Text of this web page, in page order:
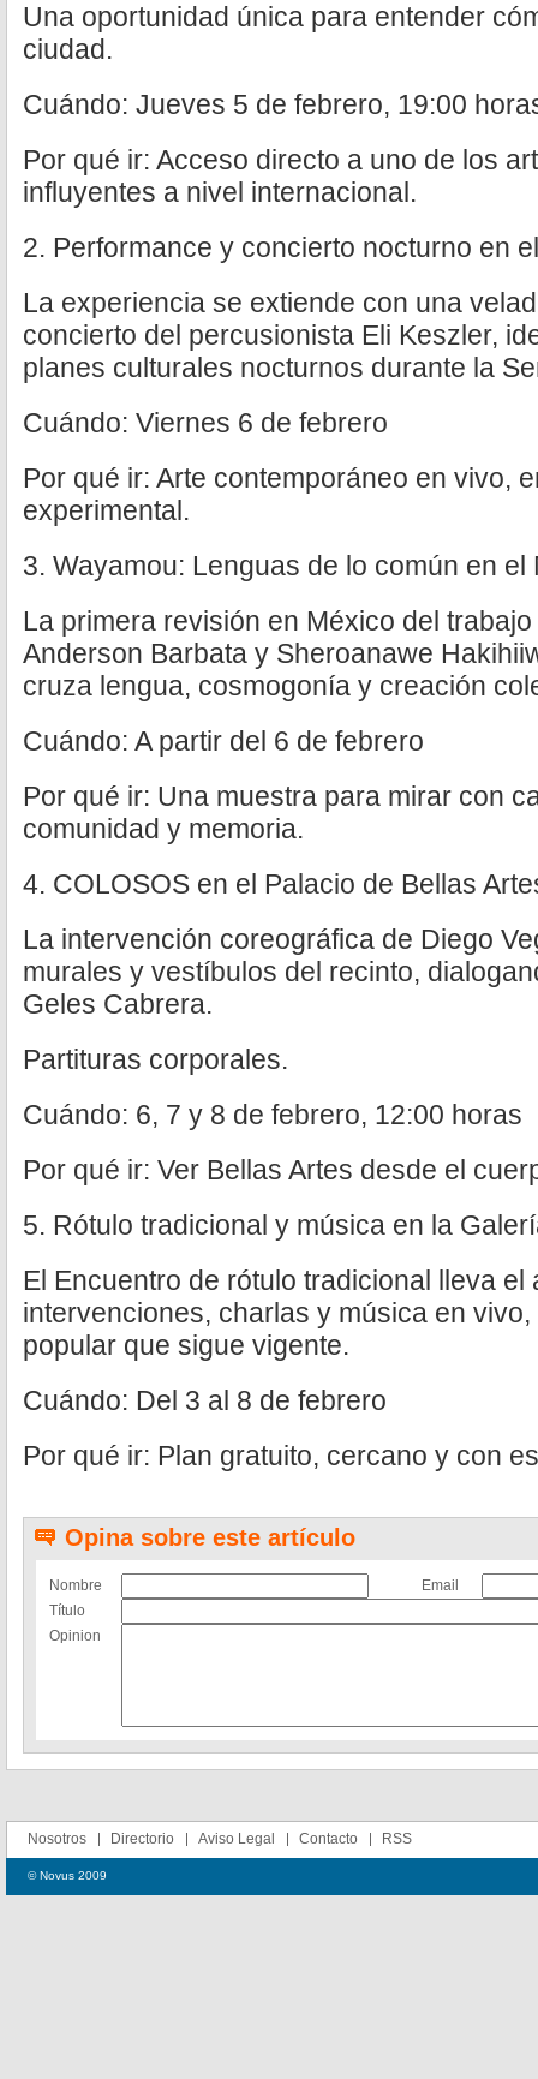
Una oportunidad única para entender
ciudad.
Cuándo: Jueves 5 de febrero, 19:00
Por qué ir: Acceso directo a uno de los
influyentes a nivel internacional.
2. Performance y concierto nocturno en
La experiencia se extiende con una
concierto del percusionista Eli Keszler,
planes culturales nocturnos durante la
Cuándo: Viernes 6 de febrero
Por qué ir: Arte contemporáneo en vivo,
experimental.
3. Wayamou: Lenguas de lo común en el
La primera revisión en México del
Anderson Barbata y Sheroanawe
cruza lengua, cosmogonía y creación
Cuándo: A partir del 6 de febrero
Por qué ir: Una muestra para mirar con
comunidad y memoria.
4. COLOSOS en el Palacio de Bellas
La intervención coreográfica de Diego
murales y vestíbulos del recinto,
Geles Cabrera.
Partituras corporales.
Cuándo: 6, 7 y 8 de febrero, 12:00 horas
Por qué ir: Ver Bellas Artes desde el
5. Rótulo tradicional y música en la
El Encuentro de rótulo tradicional lleva el
intervenciones, charlas y música en
popular que sigue vigente.
Cuándo: Del 3 al 8 de febrero
Por qué ir: Plan gratuito, cercano y con
Opina sobre este artículo
Nombre
Email
Título
Opinion
Nosotros Directorio Aviso Legal Contacto RSS
© Novus 2009